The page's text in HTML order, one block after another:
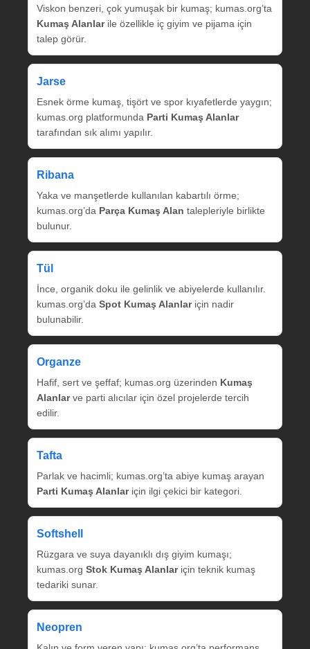
Viskon benzeri, çok yumuşak bir kumaş; kumas.org’ta
Kumaş Alanlarile özellikle iç giyim ve pijama için
talep görür.
Jarse
Esnek örme kumaş, tişört ve spor kıyafetlerde yaygın;
kumas.org platformunda Parti Kumaş Alanlar
tarafından sık alımı yapılır.
Ribana
Yaka ve manşetlerde kullanılan kabartılı örme;
kumas.org’da Parça Kumaş Alan talepleriyle birlikte
bulunur.
Tül
İnce, organik doku ile gelinlik ve abiyelerde kullanılır.
kumas.org’da Spot Kumaş Alanlariçin nadir
bulunabilir.
Organze
Hafif, sert ve şeffaf; kumas.org üzerinden Kumaş
Alanlarve parti alıcılar için özel projelerde tercih
edilir.
Tafta
Parlak ve hacimli; kumas.org’ta abiye kumaş arayan
Parti Kumaş Alanlariçin ilgi çekici bir kategori.
Softshell
Rüzgara ve suya dayanıklı dış giyim kumaşı;
kumas.org Stok Kumaş Alanlariçin teknik kumaş
tedariki sunar.
Neopren